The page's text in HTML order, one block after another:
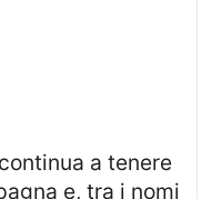
e, tra i nomi